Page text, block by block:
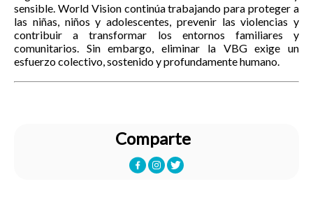
sensible. World Vision continúa trabajando para proteger a
las niñas, niños y adolescentes, prevenir las violencias y
contribuir a transformar los entornos familiares y
comunitarios. Sin embargo, eliminar la VBG exige un
esfuerzo colectivo, sostenido y profundamente humano.
Comparte